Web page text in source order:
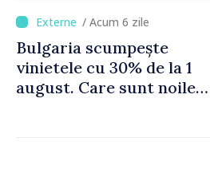
de Napoli
/ Acum 6 zile
Bulgaria scumpește
vinietele cu 30% de la 1
august. Care sunt noile